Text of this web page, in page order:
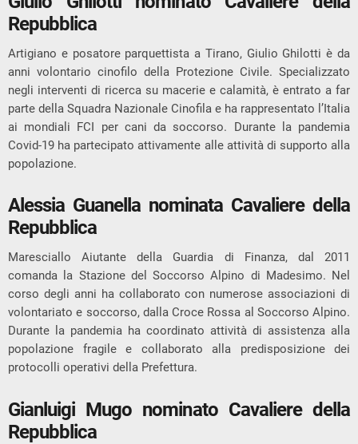
Repubblica
Artigiano e posatore parquettista a Tirano, Giulio Ghilotti è da
anni volontario cinofilo della Protezione Civile. Specializzato
negli interventi di ricerca su macerie e calamità, è entrato a far
parte della Squadra Nazionale Cinofila e ha rappresentato l’Italia
ai mondiali FCI per cani da soccorso. Durante la pandemia
Covid-19 ha partecipato attivamente alle attività di supporto alla
popolazione.
Alessia Guanella nominata Cavaliere della
Repubblica
Maresciallo Aiutante della Guardia di Finanza, dal 2011
comanda la Stazione del Soccorso Alpino di Madesimo. Nel
corso degli anni ha collaborato con numerose associazioni di
volontariato e soccorso, dalla Croce Rossa al Soccorso Alpino.
Durante la pandemia ha coordinato attività di assistenza alla
popolazione fragile e collaborato alla predisposizione dei
protocolli operativi della Prefettura.
Gianluigi Mugo nominato Cavaliere della
Repubblica